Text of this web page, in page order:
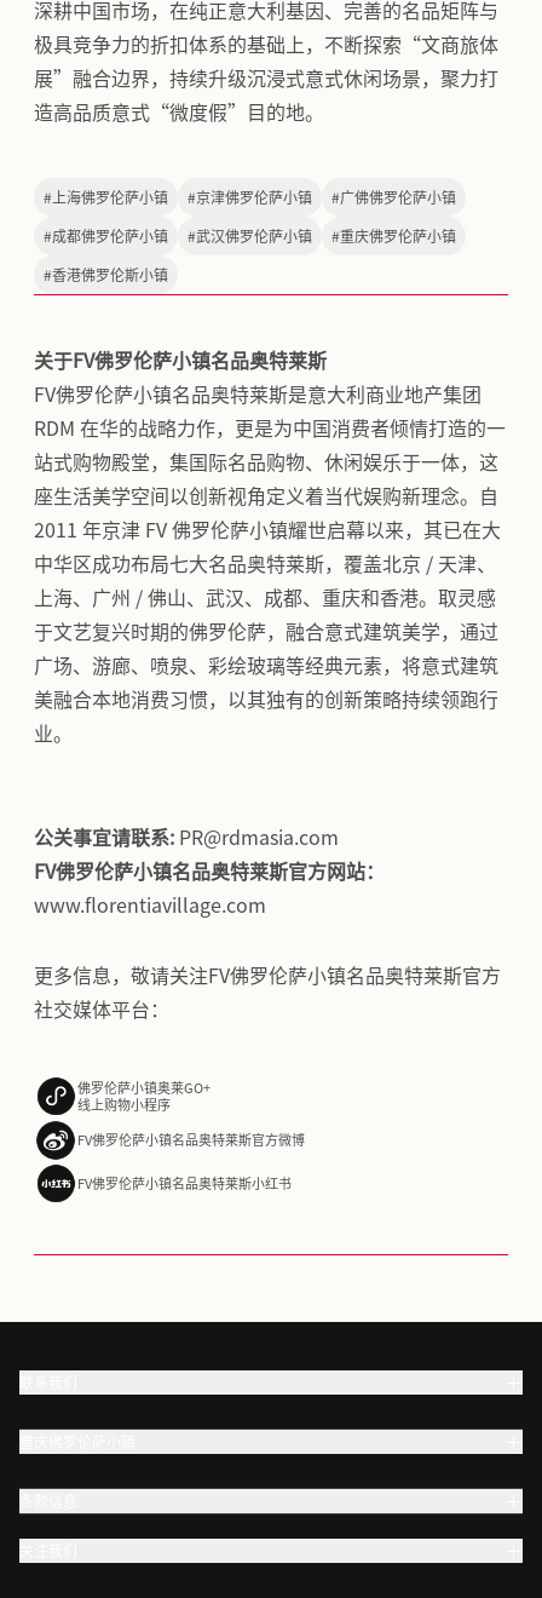
深耕中国市场，在纯正意大利基因、完善的名品矩阵与
极具竞争力的折扣体系的基础上，不断探索“文商旅体
展”融合边界，持续升级沉浸式意式休闲场景，聚力打
造高品质意式“微度假”目的地。
# 上海佛罗伦萨小镇 #京津佛罗伦萨小镇 #广佛佛罗伦萨小镇
#成都佛罗伦萨小镇 #武汉佛罗伦萨小镇 #重庆佛罗伦萨小镇
#香港佛罗伦斯小镇
关于FV佛罗伦萨小镇名品奥特莱斯
FV佛罗伦萨小镇名品奥特莱斯是意大利商业地产集团
RDM 在华的战略力作，更是为中国消费者倾情打造的一
站式购物殿堂，集国际名品购物、休闲娱乐于一体，这
座生活美学空间以创新视角定义着当代娱购新理念。自
2011 年京津 FV 佛罗伦萨小镇耀世启幕以来，其已在大
中华区成功布局七大名品奥特莱斯，覆盖北京 / 天津、
上海、广州 / 佛山、武汉、成都、重庆和香港。取灵感
于文艺复兴时期的佛罗伦萨，融合意式建筑美学，通过
广场、游廊、喷泉、彩绘玻璃等经典元素，将意式建筑
美融合本地消费习惯，以其独有的创新策略持续领跑行
业。
公关事宜请联系: PR@rdmasia.com
FV佛罗伦萨小镇名品奥特莱斯官方网站：
www.florentiavillage.com
更多信息，敬请关注FV佛罗伦萨小镇名品奥特莱斯官方
社交媒体平台：
佛罗伦萨小镇奥莱GO+
线上购物小程序
FV佛罗伦萨小镇名品奥特莱斯官方微博
FV佛罗伦萨小镇名品奥特莱斯小红书